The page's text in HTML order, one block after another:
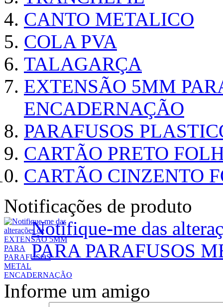
CANTO METALICO
COLA PVA
TALAGARÇA
EXTENSÃO 5MM
ENCADERNAÇÃO
PARAFUSOS
CARTÃO PRETO
CARTÃO CINZENTO
Notificações de produto
Notifique-me das
PARA PARAFUSOS
Informe um amigo